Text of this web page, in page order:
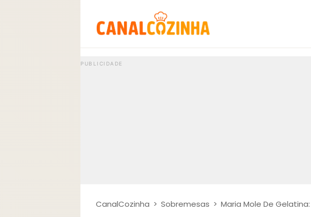
CanalCozinha > Sobremesas > Maria Mole De